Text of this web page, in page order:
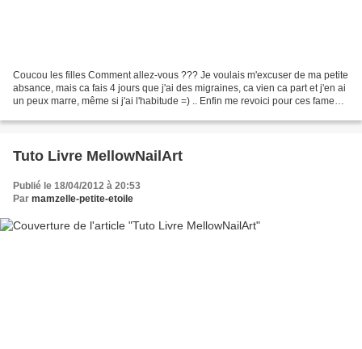
Coucou les filles Comment allez-vous ??? Je voulais m'excuser de ma petite
absance, mais ca fais 4 jours que j'ai des migraines, ca vien ca part et j'en ai
un peux marre, même si j'ai l'habitude =) .. Enfin me revoici pour ces fameux
Tuto Livre MellowNailArt
Publié le 18/04/2012 à 20:53
Par mamzelle-petite-etoile